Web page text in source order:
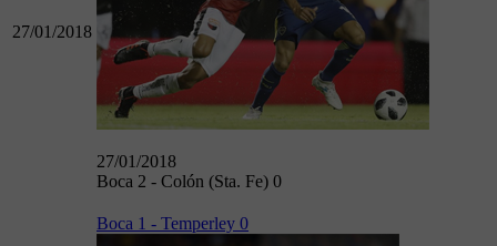
27/01/2018
27/01/2018
Boca 2 - Colón (Sta. Fe) 0
Boca 1 - Temperley 0